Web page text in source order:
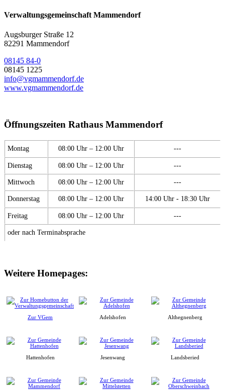
Verwaltungsgemeinschaft Mammendorf
Augsburger Straße 12
82291 Mammendorf
08145 84-0
08145 1225
info@vgmammendorf.de
www.vgmammendorf.de
Öffnungszeiten Rathaus Mammendorf
Montag 08:00 Uhr – 12:00 Uhr ---
Dienstag 08:00 Uhr – 12:00 Uhr ---
Mittwoch 08:00 Uhr – 12:00 Uhr ---
Donnerstag 08:00 Uhr – 12:00 Uhr 14:00 Uhr - 18:30 Uhr
Freitag 08:00 Uhr – 12:00 Uhr ---
oder nach Terminabsprache
Weitere Homepages:
Zur VGem Adelshofen Althegnenberg
Hattenhofen Jesenwang Landsberied